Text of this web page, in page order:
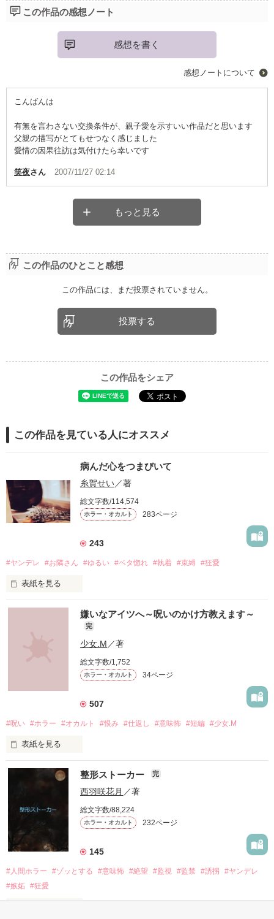
この作品の感想ノート
感想を書く
感想ノートについて
こんばんは
有無を言わさない交換条件が、親子愛を示すいい作品だと思います
父親の描写がとてもせつなく感じました
愛情の因果往訪は気付けたら幸いです
笑夜さん 2007/11/27 02:14
もっと見る
この作品のひとこと感想
この作品には、まだ投票されていません。
投票する
この作品をシェア
この作品を見ている人にオススメ
病んだ心をつまびいて
糸賀せい／著
総文字数/114,574
ホラー・オカルト 283ページ
243
#ヤンデレ #お隣さん #ゆるい #ベタ惚れ #執着 #束縛 #狂愛
表紙を見る
『好きだから、監禁させてくれない？』
そんな告白をしてきたのは
一般女子高生
茜
嫌いなアイツへ～呪いのかけ方教えます～
完
少女.M ／著
総文字数/1,752
ホラー・オカルト 34ページ
507
#呪い #ホラー #オカルト #恨み #仕返し #意味怖 #短編 #少女.M
表紙を見る
憎い。悔しい。見返したい。不幸になればいい。
私をいじめたアイツ。
私を裏切ったアイツ。
私を騙したアイツ。
整形ストーカー 完
西羽咲花月 ／著
総文字数/88,224
ホラー・オカルト 232ページ
145
#人間ホラー #ゾッとする #意味怖 #絶望 #監視 #監禁 #誘拐
#ヤンデレ
#嫉妬 #狂愛